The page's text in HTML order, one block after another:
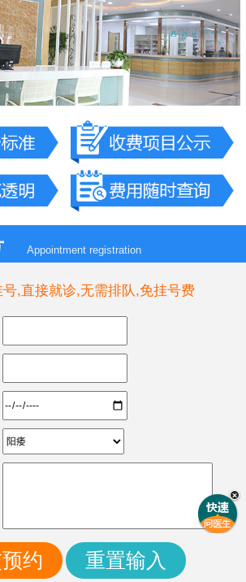
Appointment registration
,直接就诊,无需排队,免挂号费